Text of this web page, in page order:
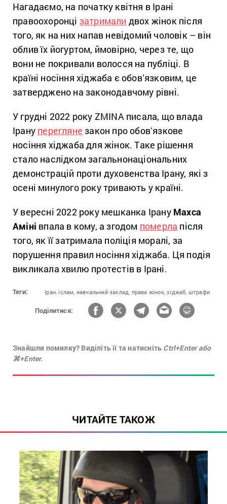
Нагадаємо, на початку квітня в Ірані
правоохоронці затримали двох жінок після
того, як на них напав невідомий чоловік – він
облив їх йогуртом, ймовірно, через те, що
вони не покривали волосся на публіці. В
країні носіння хіджаба є обовʼязковим, це
затверджено на законодавчому рівні.
У грудні 2022 року ZMINA писала, що влада
Ірану перегляне закон про обовʼязкове
носіння хіджаба для жінок. Таке рішення
стало наслідком загальнонаціональних
демонстрацій проти духовенства Ірану, які з
осені минулого року тривають у країні.
У вересні 2022 року мешканка Ірану Махса
Аміні впала в кому, а згодом померла після
того, як її затримала поліція моралі, за
порушення правил носіння хіджаба. Ця подія
викликала хвилю протестів в Ірані.
Теги: Іран, іслам, навчальний заклад, права жінок, хіджаб, штрафи
Поділитися:
Знайшли помилку? Виділіть її та натисніть Ctrl+Enter або
⌘+Enter.
ЧИТАЙТЕ ТАКОЖ